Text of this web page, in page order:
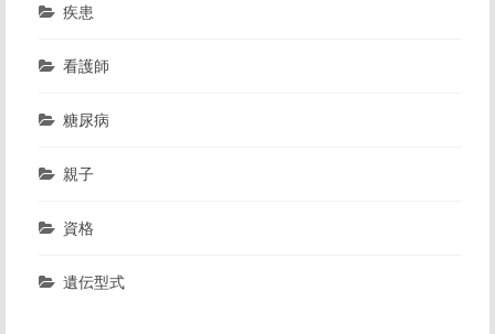
疾患
看護師
糖尿病
親子
資格
遺伝型式